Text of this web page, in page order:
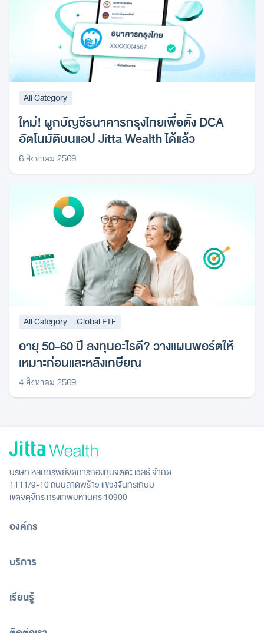
All Category
ใหม่! ผูกบัญชีธนาคารกรุงไทยเพื่อตั้ง DCA
อัตโนมัติบนแอป Jitta Wealth ได้แล้ว
6 สิงหาคม 2569
All Category Global ETF
อายุ 50-60 ปี ลงทุนอะไรดี? วางแผนพอร์ตให้
เหมาะก่อนและหลังเกษียณ
4 สิงหาคม 2569
บริษัท หลักทรัพย์จัดการกองทุนจิตตะ เวลธ์ จำกัด
1111/9-10 ถนนลาดพร้าว แขวงจันทรเกษม
เขตจตุจักร กรุงเทพมหานคร 10900
องค์กร
บริการ
เรียนรู้